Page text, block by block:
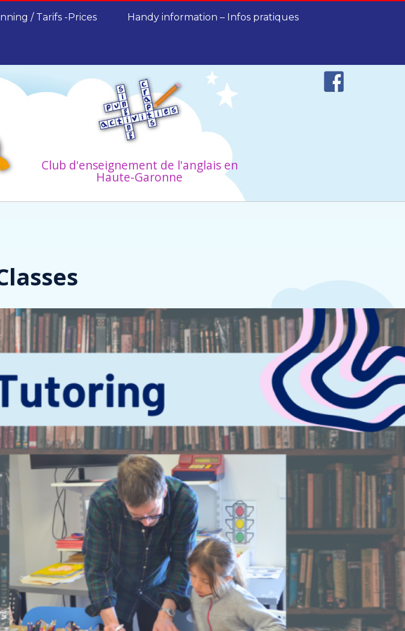
/ Tarifs -Prices Handy information – Infos pratiques
Club d'enseignement de l'anglais en
Haute-Garonne